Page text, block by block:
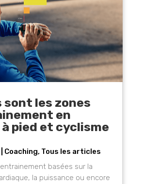
sont les zones
en
pied et cyclisme
Coaching, Tous les articles
basées sur la
la puissance ou encore